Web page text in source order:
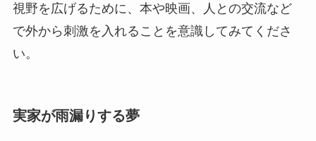
視野を広げるために、本や映画、人との交流など
で外から刺激を入れることを意識してみてくださ
い。
実家が雨漏りする夢